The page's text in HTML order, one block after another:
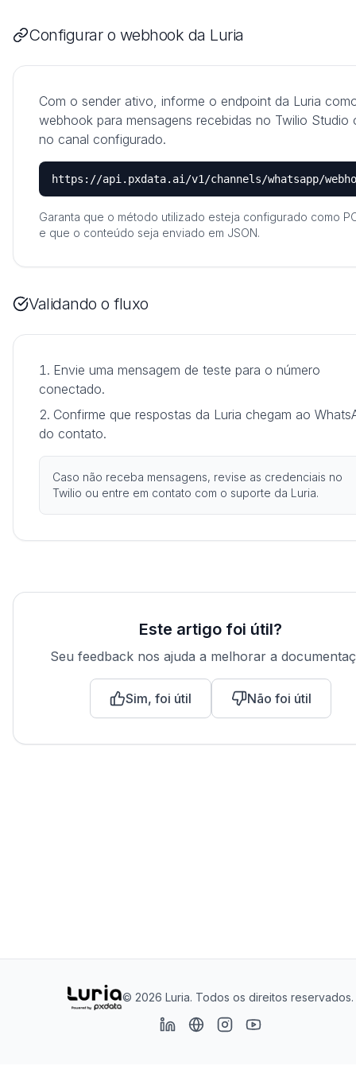
Configurar o webhook da Luria
Com o sender ativo, informe o endpoint da Luria
webhook para mensagens recebidas no Twilio Studio
no canal configurado.
https://api.pxdata.ai/v1/channels/whatsapp/
Garanta que o método utilizado esteja configurado como
e que o conteúdo seja enviado em JSON.
Validando o fluxo
Envie uma mensagem de teste para o número
conectado.
Confirme que respostas da Luria chegam ao
do contato.
Caso não receba mensagens, revise as credenciais no
Twilio ou entre em contato com o suporte da Luria.
Este artigo foi útil?
Seu feedback nos ajuda a melhorar a
Sim, foi útil Não foi útil
© 2026 Luria. Todos os direitos reservados.